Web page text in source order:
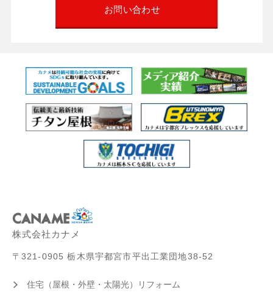
お問い合わせ
株式会社カナメ
〒321-0905 栃木県宇都宮市平出工業団地38-52
住宅（屋根・外壁・太陽光）リフォーム